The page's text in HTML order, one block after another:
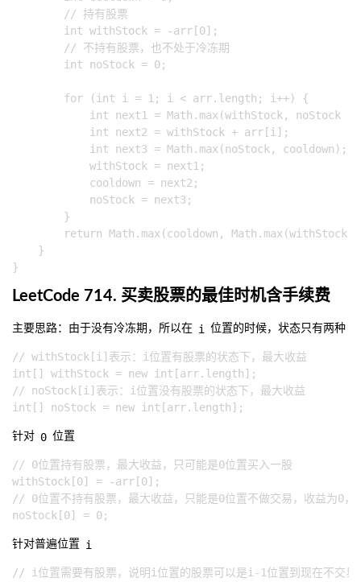
        // 持有股票
        int withStock = -arr[0];
        // 不持有股票，也不处于冷冻期
        int noStock = 0;
        for (int i = 1; i < arr.length; i++) {
int next1 = Math.max(withStock, noStock -
            int next2 = withStock + arr[i];
            int next3 = Math.max(noStock, cooldown);
            withStock = next1;
            cooldown = next2;
            noStock = next3;
        }
return Math.max(cooldown, Math.max(withStock,
    }
LeetCode 714. 买卖股票的最佳时机含手续费
主要思路：由于没有冷冻期，所以在 i 位置的时候，状态只有两种
// withStock[i]表示：i位置有股票的状态下，最大收益
int[] withStock = new int[arr.length];
// noStock[i]表示：i位置没有股票的状态下，最大收益
针对 0 位置
// 0位置持有股票，最大收益，只可能是0位置买入一股
withStock[0] = -arr[0];
// 0位置不持有股票，最大收益，只能是0位置不做交易，收
针对普遍位置 i
// i位置需要有股票，说明i位置的股票可以是i-1位置到现在不交易